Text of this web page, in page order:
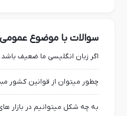
سوالات با موضوع عمومی
چطور میتوان از قوانین کشور